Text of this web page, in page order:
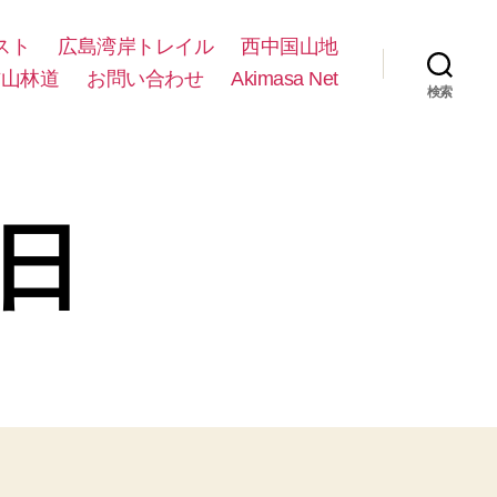
ト 広島湾岸トレイル
西中国山地
林道
お問い合わせ Akimasa Net
検索